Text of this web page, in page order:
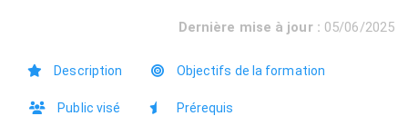
Dernière mise à jour : 05/06/2025
Description Objectifs de la formation
Public visé Prérequis